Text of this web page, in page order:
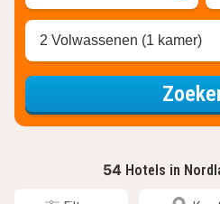
2 Volwassenen (1 kamer)
54 Hotels in